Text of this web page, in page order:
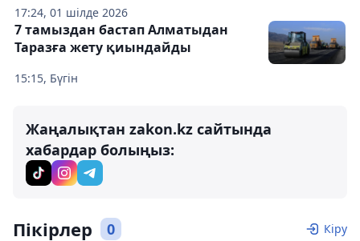
17:24, 01 шілде 2026
15:15, Бүгін
7 тамыздан бастап Алматыдан
Таразға жету қиындайды
Жаңалықтан zakon.kz сайтында
хабардар болыңыз:
Пікірлер 0 Кіру